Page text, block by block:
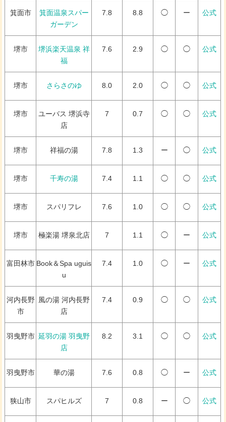
箕面市
箕面温泉スパー
ガーデン
7.8 8.8 ◯ ー 公式
堺市
堺浜楽天温泉 祥
福
7.6 2.9 ◯ ◯ 公式
堺市 さらさのゆ 8.0 2.0 ◯ ◯ 公式
堺市
ユーバス 堺浜寺
店
7 0.7 ◯ ◯ 公式
堺市 祥福の湯 7.8 1.3 ー ◯ 公式
堺市 千寿の湯 7.4 1.1 ◯ ◯ 公式
堺市 スパリフレ 7.6 1.0 ◯ ◯ 公式
堺市 極楽湯 堺泉北店 7 1.1 ◯ ー 公式
富田林市 Book＆Spa uguis
u
7.4 1.0 ◯ ー 公式
河内長野
市
風の湯 河内長野
店
7.4 0.9 ◯ ◯ 公式
羽曳野市 延羽の湯 羽曳野
店
8.2 3.1 ◯ ◯ 公式
羽曳野市 華の湯 7.6 0.8 ◯ ー 公式
狭山市 スパヒルズ 7 0.8 ー ◯ 公式